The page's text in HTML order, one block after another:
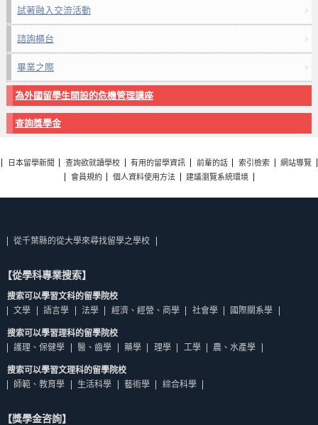
試著融入交流活動
諮詢櫃台
畢業之際
為外國留學生開設的危機管理講座
查詢獎學金
日本留學新聞 查詢欲就讀學校 有用的留學資訊 前輩的話 索引檢索
網站導覽
會員規約
個人資料使用方法 建議瀏覽系統環境
從千葉縣的從大學來尋找留學之學校
【從學科專業搜索】
搜索可以學習文科的留學院校
文學
語言學 法學 經濟、經營、商學 社會學 國際關系學
搜索可以學習理科的留學院校
護理、保健學
醫、齒學 藥學 理學 工學 農、水產學
搜索可以學習文理科的留學院校
師範、教育學
生活科學 藝術學 綜合科學
【獎學金咨詢】